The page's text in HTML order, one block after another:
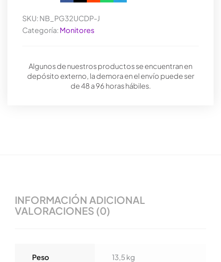
SKU: NB_PG32UCDP-J
Categoría: Monitores
Algunos de nuestros productos se encuentran en
depósito externo, la demora en el envío puede ser
de 48 a 96 horas hábiles.
INFORMACIÓN ADICIONAL
VALORACIONES (0)
Peso 13,5 kg